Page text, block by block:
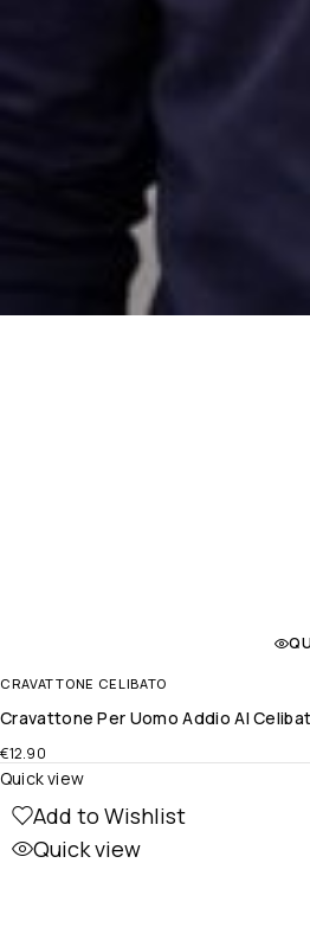
CRAVATTONE CELIBATO
Cravattone Per Uomo Addio Al
€12.90
Add to Wishlist
Quick view
Quick view